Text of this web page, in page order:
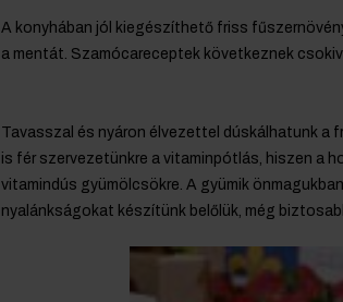
A konyhában jól kiegészíthető friss
a mentát. Szamócareceptek következnek
Tavasszal és nyáron élvezettel dúskálhatunk a
is fér szervezetünkre a vitaminpótlás, hiszen a
vitamindús gyümölcsökre. A gyümik
nyalánkságokat készítünk belőlük, még